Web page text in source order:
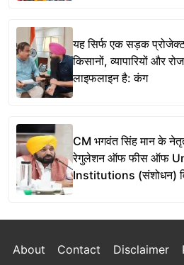
यह सिर्फ एक सड़क
किसानों, व्यापारियों और
लाइफलाइन है: कंग
CM भगवंत सिंह मान के
रेगुलेशन ऑफ फीस ऑफ
Institutions (संशोधन)
About Contact Disclaimer